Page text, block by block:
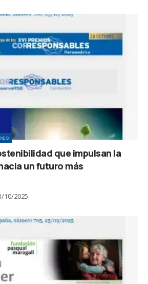
que impulsan la
un futuro más
10/2025